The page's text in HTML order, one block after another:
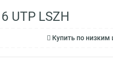
UTP LSZH
Купить по низким